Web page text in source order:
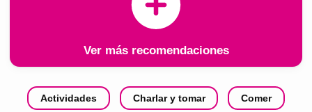
Ver más recomendaciones
Actividades Charlar y tomar Comer